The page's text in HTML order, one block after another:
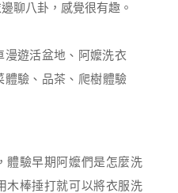
聊八卦，感覺很有趣。
體驗早期阿嬤們是怎麼洗
木棒捶打就可以將衣服洗